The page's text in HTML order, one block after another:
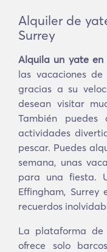
Alquiler de
Surrey
Alquila un yate en
las vacaciones
gracias a su
desean visitar
También
actividades
pescar. Puedes
semana, unas
para una fiesta.
Effingham,
recuerdos
La plataforma de
ofrece solo